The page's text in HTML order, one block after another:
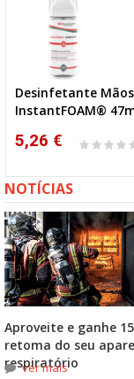
Desinfetante
InstantFOAM®
5,26 €
NOTÍCIAS
Aproveite e ganhe
retoma do seu
respiratório
ver mais